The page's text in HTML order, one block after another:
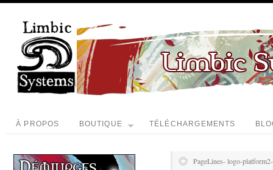
À PROPOS BOUTIQUE TÉLÉCHARGEMENTS
PageLines- logo-